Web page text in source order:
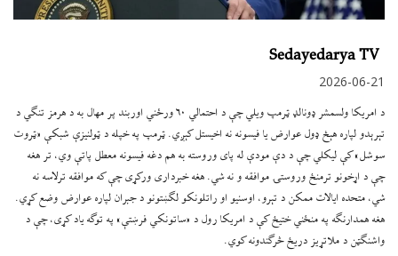
Sedayedarya TV
2026-06-21
د امریکا ولسمشر ډونالډ ټرمپ ویلي چې د احتمالي ۶۰ ورځني اوربند پر مهال به د هرمز تنګي د
تېرېدو لپاره هېڅ ډول عوارض یا فیسونه نه اخیستل کېږي. ټرمپ په خپله د ټولنیزې شبکې «ټروت
سوشل» کې لیکلي چې د دې مودې له پای وروسته به هم دغه فیسونه معطل پاتې وي، تر هغه
چې د اړخونو ترمنځ وروستۍ موافقه و نه شي. هغه خبرداری ورکړی چې که موافقه ترلاسه نه
شي، متحده ایالات ممکن د تېرو، اوسنیو او راتلونکو لګښتونو د جبران لپاره عوارض وضع کړي.
هغه همدارنګه په منځني ختیځ کې د امریکا رول د «ساتونکي فرښتې» په توګه یاد کړی، چې د
واشنګټن د ملاتړیز دریځ څرګندونه کوي.